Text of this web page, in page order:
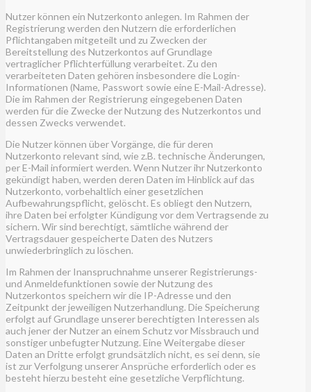
Nutzer können ein Nutzerkonto anlegen. Im Rahmen der
Registrierung werden den Nutzern die erforderlichen
Pflichtangaben mitgeteilt und zu Zwecken der
Bereitstellung des Nutzerkontos auf Grundlage
vertraglicher Pflichterfüllung verarbeitet. Zu den
verarbeiteten Daten gehören insbesondere die Login-
Informationen (Name, Passwort sowie eine E-Mail-Adresse).
Die im Rahmen der Registrierung eingegebenen Daten
werden für die Zwecke der Nutzung des Nutzerkontos und
dessen Zwecks verwendet.
Die Nutzer können über Vorgänge, die für deren
Nutzerkonto relevant sind, wie z.B. technische Änderungen,
per E-Mail informiert werden. Wenn Nutzer ihr Nutzerkonto
gekündigt haben, werden deren Daten im Hinblick auf das
Nutzerkonto, vorbehaltlich einer gesetzlichen
Aufbewahrungspflicht, gelöscht. Es obliegt den Nutzern,
ihre Daten bei erfolgter Kündigung vor dem Vertragsende zu
sichern. Wir sind berechtigt, sämtliche während der
Vertragsdauer gespeicherte Daten des Nutzers
unwiederbringlich zu löschen.
Im Rahmen der Inanspruchnahme unserer Registrierungs-
und Anmeldefunktionen sowie der Nutzung des
Nutzerkontos speichern wir die IP-Adresse und den
Zeitpunkt der jeweiligen Nutzerhandlung. Die Speicherung
erfolgt auf Grundlage unserer berechtigten Interessen als
auch jener der Nutzer an einem Schutz vor Missbrauch und
sonstiger unbefugter Nutzung. Eine Weitergabe dieser
Daten an Dritte erfolgt grundsätzlich nicht, es sei denn, sie
ist zur Verfolgung unserer Ansprüche erforderlich oder es
besteht hierzu besteht eine gesetzliche Verpflichtung.